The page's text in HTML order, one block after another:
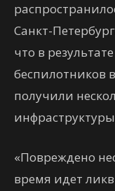
Санкт-
что в
беспилотников
получили
«Повреждено
время идет